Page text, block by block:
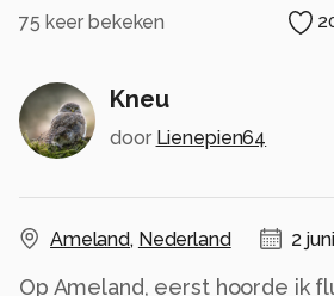
75 keer bekeken
Kneu
door Lienepien64
Ameland, Nederland 2
Op Ameland, eerst hoorde ik